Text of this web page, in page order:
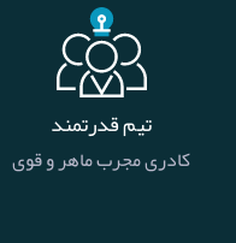
تیم قدرتمند
کادری مجرب ماهر و قوی